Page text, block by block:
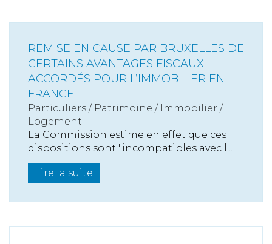
REMISE EN CAUSE PAR BRUXELLES DE
CERTAINS AVANTAGES FISCAUX
ACCORDÉS POUR L’IMMOBILIER EN
FRANCE
Particuliers / Patrimoine / Immobilier /
Logement
La Commission estime en effet que ces
dispositions sont "incompatibles avec l...
Lire la suite